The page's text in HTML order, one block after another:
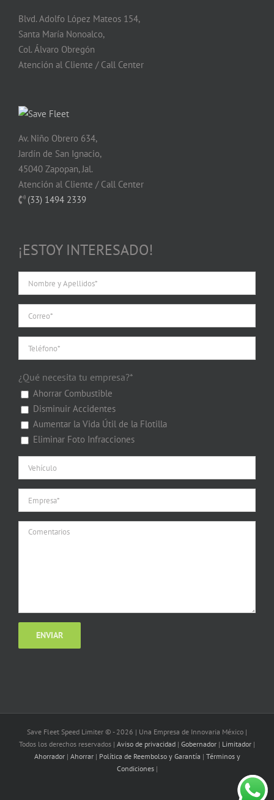
Blvd. Adolfo López Mateos 154,
Santa María Nonoalco,
Col. Álvaro Obregón
Atención al Cliente / Call Center
Av. Niño Obrero 634,
Jardín de San Ignacio,
45040 Zapopan, Jal.
Atención al Cliente / Call Center
(33) 1494 2339
¡ESTOY INTERESADO!
¿Qué necesita tu empresa?*
Ahorrar Combustible
Disminuir Accidentes
Aumentar la Vida Útil de la Flotilla
Eliminar Foto Infracciones
Save Fleet Speed Limiter © - 2026 | Una Empresa de Innovaria México |
Todos los derechos reservados | Aviso de privacidad | Gobernador | Limitador |
Ahorrador| Ahorrar| Política de Reembolso y Garantía | Términos y
Condiciones|